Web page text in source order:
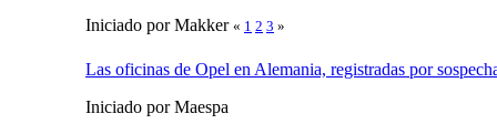
Iniciado por Makker « 1 2 3 »
Las oficinas de Opel en Alemania, registradas por
Iniciado por Maespa